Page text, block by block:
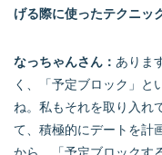
げる際に使ったテクニッ
なっちゃんさん： ありま
く、「予定ブロック」と
ね。私もそれを取り入れ
て、積極的にデートを計
から、「予定ブロックす